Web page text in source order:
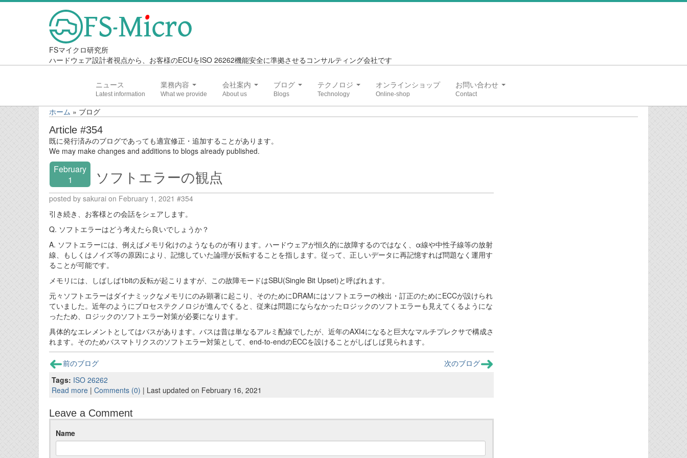
FSマイクロ研究所
ハードウェア設計者視点から、お客様のECUをISO 26262機能安全に準拠させるコンサルティング会社です
ニュース 業務内容 会社案内 ブログ テクノロジ オンラインショップ お問い合わせ
ホーム » ブログ
Article #354
既に発行済みのブログであっても適宜修正・追加することがあります。
We may make changes and additions to blogs already published.
February
1
ソフトエラーの観点
posted by sakurai on February 1, 2021 #354
引き続き、お客様との会話をシェアします。
Q. ソフトエラーはどう考えたら良いでしょうか？
A. ソフトエラーには、例えばメモリ化けのようなものが有ります。ハードウェアが恒久的に故障するのではなく、α線や中性子線等の放射
線、もしくはノイズ等の原因により、記憶していた論理が反転することを指します。従って、正しいデータに再記憶すれば問題なく運用す
ることが可能です。
メモリには、しばしば1bitの反転が起こりますが、この故障モードはSBU(Single Bit Upset)と呼ばれます。
元々ソフトエラーはダイナミックなメモリにのみ顕著に起こり、そのためにDRAMにはソフトエラーの検出・訂正のためにECCが設けられ
ていました。近年のようにプロセステクノロジが進んでくると、従来は問題にならなかったロジックのソフトエラーも見えてくるようにな
ったため、ロジックのソフトエラー対策が必要になります。
具体的なエレメントとしてはバスがあります。バスは昔は単なるアルミ配線でしたが、近年のAXI4になると巨大なマルチプレクサで構成さ
れます。そのためバスマトリクスのソフトエラー対策として、end-to-endのECCを設けることがしばしば見られます。
前のブログ
次のブログ
Tags: ISO 26262
Read more | Comments (0) | Last updated on February 16, 2021
Leave a Comment
Name